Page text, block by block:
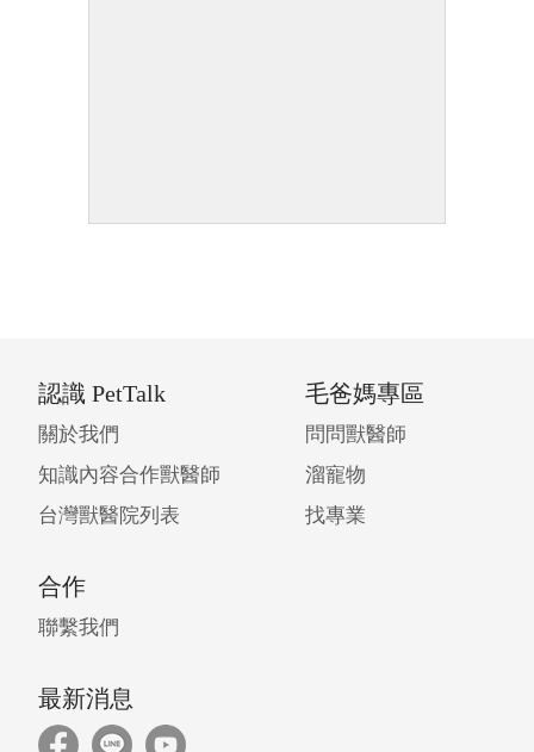
認識 PetTalk
關於我們
知識內容合作獸醫師
台灣獸醫院列表
毛爸媽專區
問問獸醫師
溜寵物
找專業
合作
聯繫我們
最新消息